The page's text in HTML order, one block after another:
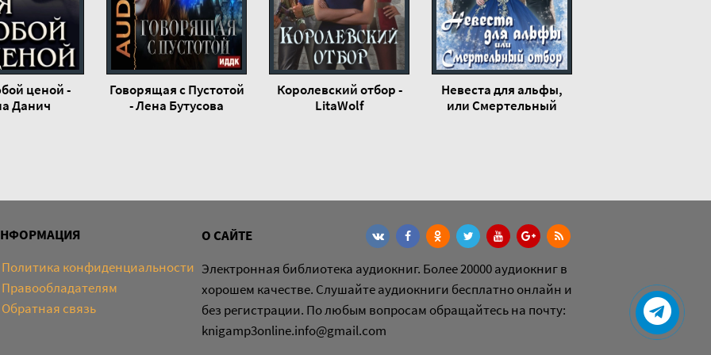
ценой -
Данич
Говорящая с Пустотой
- Лена Бутусова
Королевский отбор -
LitaWolf
Невеста для альфы,
или Смертельный
Политика конфиденциальности
Правообладателям
Обратная связь
О САЙТЕ
Электронная библиотека аудиокниг. Более 20000 аудиокниг в
хорошем качестве. Слушайте аудиокниги бесплатно онлайн и
без регистрации. По любым вопросам обращайтесь на почту:
knigamp3online.info@gmail.com